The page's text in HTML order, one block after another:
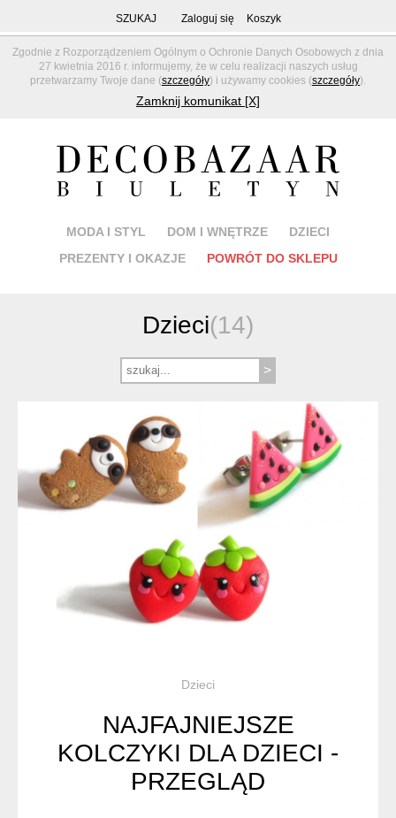
Zgodnie z Rozporządzeniem Ogólnym o Ochronie Danych Osobowych z dnia
27 kwietnia 2016 r. informujemy, że w celu realizacji naszych usług
przetwarzamy Twoje dane (szczegóły) i używamy cookies (szczegóły).
Zamknij komunikat [X]
SZUKAJ Zaloguj się Koszyk
MODA I STYL DOM I WNĘTRZE
DZIECI
PREZENTY I OKAZJE
POWRÓT DO SKLEPU
Dzieci(14)
Dzieci
NAJFAJNIEJSZE
KOLCZYKI DLA DZIECI -
PRZEGLĄD